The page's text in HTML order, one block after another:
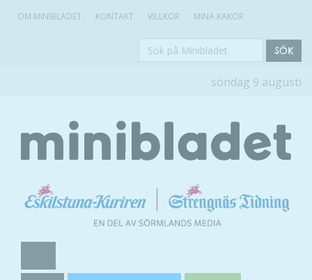
OM MINIBLADET KONTAKT VILLKOR MINA KAKOR
Sök
SÖK
söndag 9 augusti